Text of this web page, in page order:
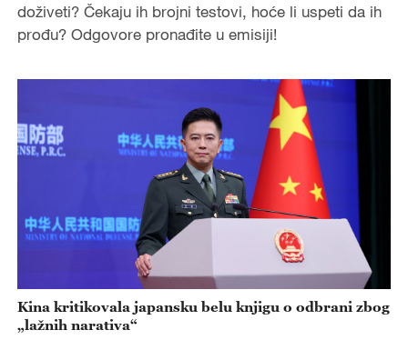
doživeti? Čekaju ih brojni testovi, hoće li uspeti da ih
prođu? Odgovore pronađite u emisiji!
Kina kritikovala japansku belu knjigu o odbrani zbog
„lažnih narativa“